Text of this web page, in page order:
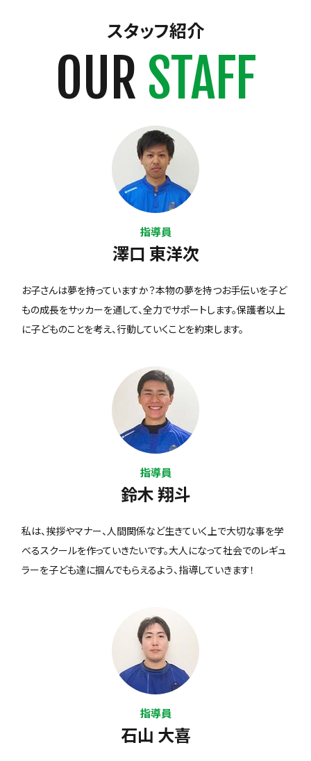
スタッフ紹介
OUR STAFF
指導員
澤口 東洋次
お子さんは夢を持っていますか？本物の夢を持つお手伝いを子ど
もの成長をサッカーを通して、全力でサポートします。保護者以上
に子どものことを考え、行動していくことを約束します。
指導員
鈴木 翔斗
私は、挨拶やマナー、人間関係など生きていく上で大切な事を学
べるスクールを作っていきたいです。大人になって社会でのレギュ
ラーを子ども達に掴んでもらえるよう、指導していきます！
指導員
石山 大喜